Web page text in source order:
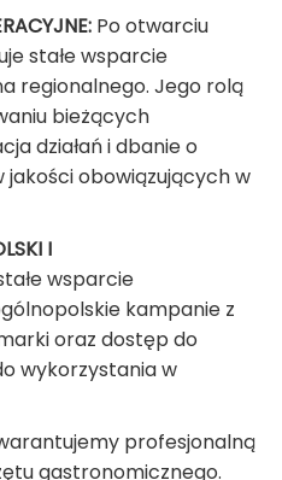
Po otwarciu
stałe wsparcie
regionalnego. Jego rolą
bieżących
działań i dbanie o
obowiązujących w
I
wsparcie
kampanie z
oraz dostęp do
wykorzystania w
profesjonalną
gastronomicznego.